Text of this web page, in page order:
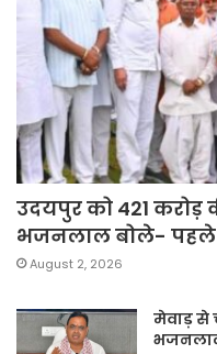
उदयपुर को 421 करोड़
भजनलाल बोले- पहले
August 2, 2026
मेवाड़ से